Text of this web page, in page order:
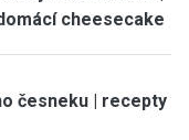
cheesecake
česneku | recepty